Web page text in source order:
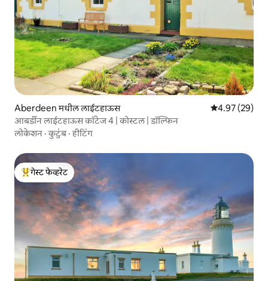
Aberdeen मधील लाईटहाऊस 5 पैकी 4.97
4.97 (29)
आबर्डीन लाईटहाऊस कॉटेज 4 | कोस्टल | डॉल्फिन
लोकेशन ·कुटुंब·हीटिंग
टॉप गेस्ट फेव्हरेट
गेस्ट फेव्हरेट